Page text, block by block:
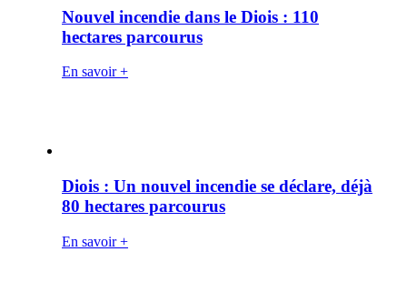
Nouvel incendie dans le Diois : 110
hectares parcourus
En savoir +
Diois : Un nouvel incendie se déclare, déjà
80 hectares parcourus
En savoir +